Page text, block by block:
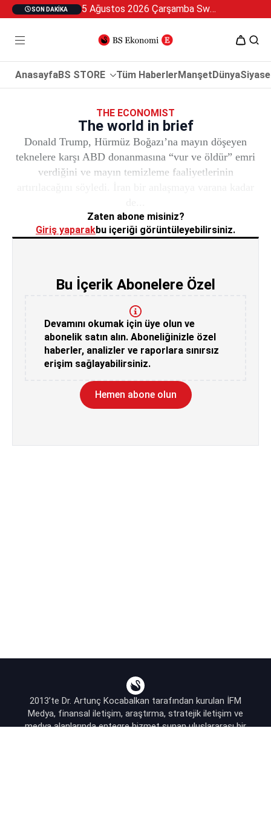
SON DAKIKA 5 Ağustos 2026 Çarşamba Swan Özel 2
AnasayfaBS STORE Tüm HaberlerManşetDünya
THE ECONOMIST
The world in brief
Donald Trump, Hürmüz Boğazı’na mayın döşeyen
teknelere karşı ABD donanmasına “vur ve öldür” emri
verdiğini ve mayın temizleme faaliyetlerinin
Zaten abone misiniz?
Giriş yaparakbu içeriği görüntüleyebilirsiniz.
Bu İçerik Abonelere Özel
Devamını okumak için üye olun ve
abonelik satın alın. Aboneliğinizle özel
haberler, analizler ve raporlara sınırsız
erişim sağlayabilirsiniz.
Hemen abone olun
2013’te Dr. Artunç Kocabalkan tarafından kurulan İFM
Medya, finansal iletişim, araştırma, stratejik iletişim ve
medya alanlarında entegre hizmet sunan uluslararası bir